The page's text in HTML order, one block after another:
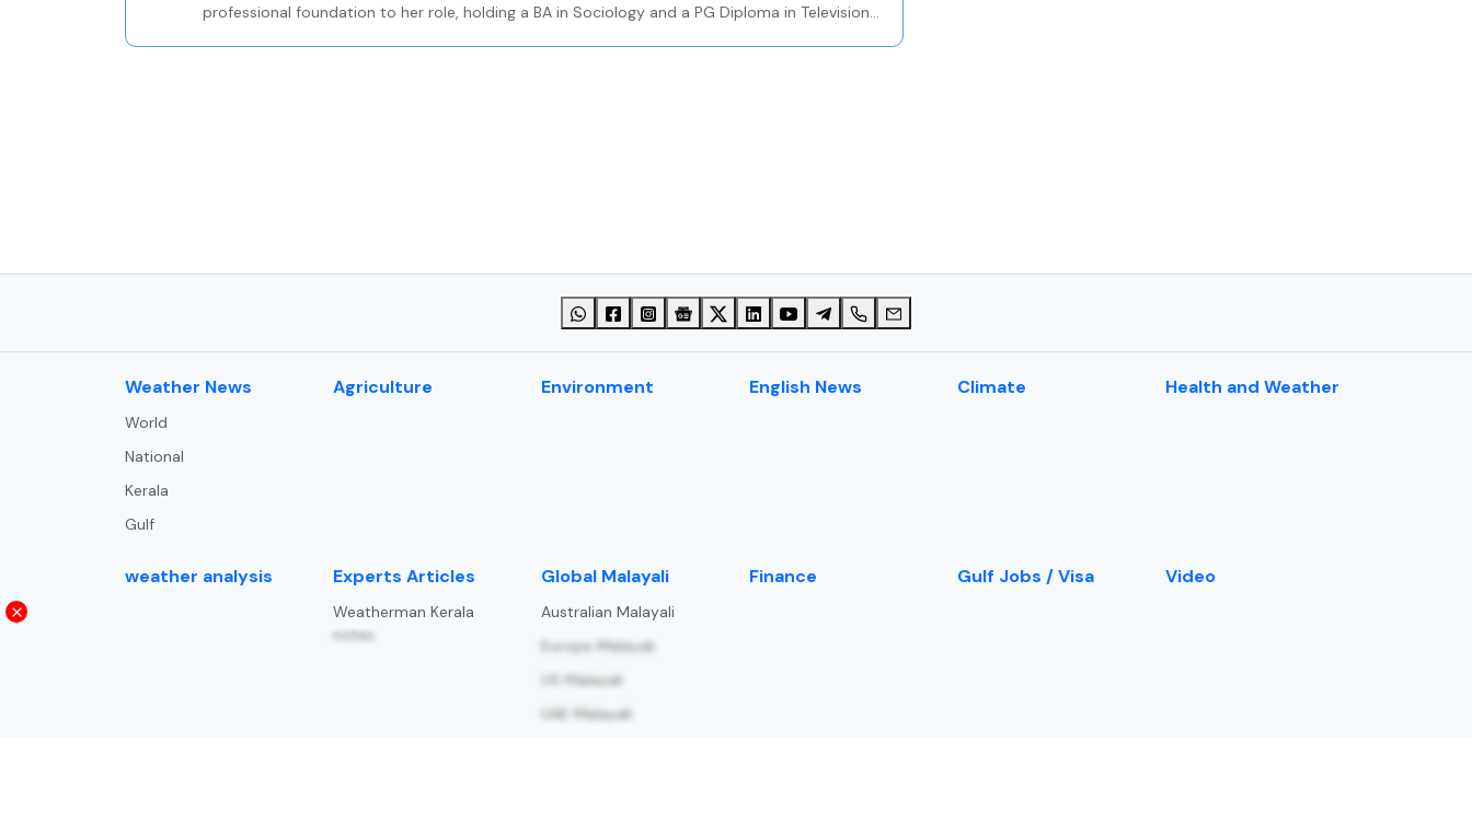
professional foundation to her role, holding a BA in Sociology and a PG Diploma in Television
⁠Weather News
World
National
Kerala
Gulf
Agriculture Environment English News Climate Health and Weather
weather analysis Experts Articles
Weatherman Kerala
notes
⁠Global Malayali
Australian Malayali
Europe Malayali
US Malayali
UAE Malayali
Finance Gulf Jobs / Visa Video